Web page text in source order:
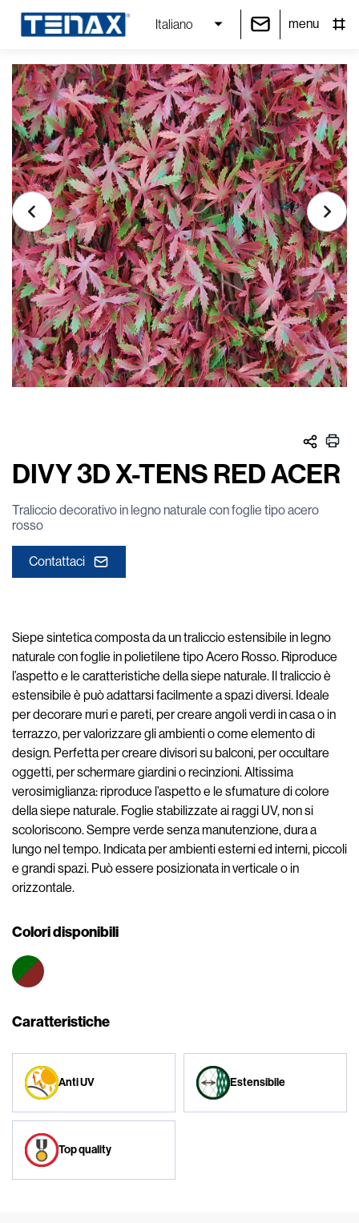
Italiano menu
DIVY 3D X-TENS RED ACER
Traliccio decorativo in legno naturale con foglie tipo acero
rosso
Contattaci
Siepe sintetica composta da un traliccio estensibile in legno
naturale con foglie in polietilene tipo Acero Rosso. Riproduce
l’aspetto e le caratteristiche della siepe naturale. Il traliccio è
estensibile è può adattarsi facilmente a spazi diversi. Ideale
per decorare muri e pareti, per creare angoli verdi in casa o in
terrazzo, per valorizzare gli ambienti o come elemento di
design. Perfetta per creare divisori su balconi, per occultare
oggetti, per schermare giardini o recinzioni. Altissima
verosimiglianza: riproduce l’aspetto e le sfumature di colore
della siepe naturale. Foglie stabilizzate ai raggi UV, non si
scoloriscono. Sempre verde senza manutenzione, dura a
lungo nel tempo. Indicata per ambienti esterni ed interni, piccoli
e grandi spazi. Può essere posizionata in verticale o in
orizzontale.
Colori disponibili
Caratteristiche
Anti UV Estensibile
Top quality